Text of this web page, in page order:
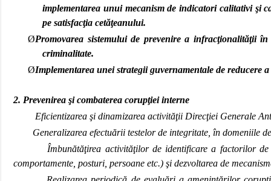
implementarea unui mecanism de indicatori calitativi şi
pe satisfacţia cetăţeanului.
ØPromovarea sistemului de prevenire a infracţionalităţii
criminalitate.
ØImplementarea unei strategii guvernamentale de reducere
2. Prevenirea şi combaterea corupţiei interne
Eficientizarea şi dinamizarea activităţii Direcţiei Generale
Generalizarea efectuării testelor de integritate, în domeniile
Îmbunătăţirea activităţilor de identificare a factorilor de
comportamente, posturi, persoane etc.) şi dezvoltarea de